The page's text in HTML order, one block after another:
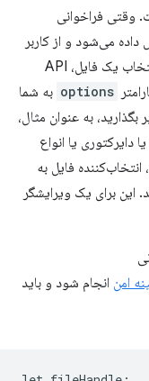
وقتی فراخوانی
می‌شود و از کاربر
می‌خواهد که یک فایل را انتخاب کند. پس از انتخاب یک فایل، API
options به شما
بگذارید، به عنوان مثال،
دایرکتوری یا انواع
فایل به
این برای یک ویرایشگر
امن انجام شود و باید